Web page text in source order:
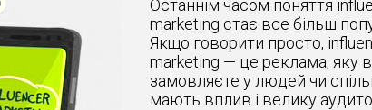
Останнім часом поняття
marketing стає все більш
Якщо говорити просто,
marketing — це реклама, яку
замовляєте у людей чи
мають вплив і велику